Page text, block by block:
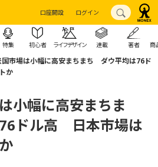
口座開設 ログイン
特集 初心者 ライフデザイン 連載 著者 商
国市場は小幅に高安まちまち ダウ平均は76ド
か
小幅に高安まちま
ドル高 日本市場は